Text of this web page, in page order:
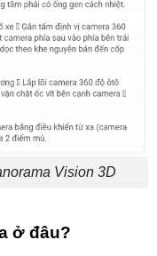
Vision 3D
ở đâu?